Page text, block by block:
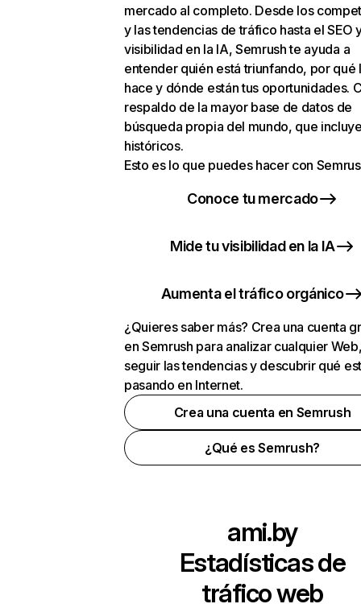
mercado al completo. Desde los
y las tendencias de tráfico hasta el SEO
visibilidad en la IA, Semrush te ayuda a
entender quién está triunfando, por qué
hace y dónde están tus oportunidades.
respaldo de la mayor base de datos de
búsqueda propia del mundo, que
históricos.
Esto es lo que puedes hacer con
Conoce tu mercado
Mide tu visibilidad en la IA
Aumenta el tráfico orgánico
¿Quieres saber más? Crea una cuenta
en Semrush para analizar cualquier
seguir las tendencias y descubrir qué
pasando en Internet.
Crea una cuenta en Semrush
¿Qué es Semrush?
ami.by
Estadísticas de
tráfico web